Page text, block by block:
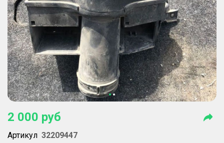
2 000 руб
Артикул 32209447